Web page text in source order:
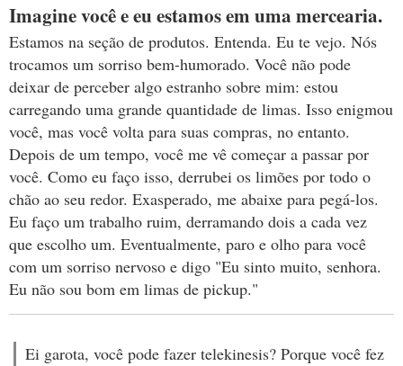
Imagine você e eu estamos em uma mercearia.
Estamos na seção de produtos. Entenda. Eu te vejo. Nós
trocamos um sorriso bem-humorado. Você não pode
deixar de perceber algo estranho sobre mim: estou
carregando uma grande quantidade de limas. Isso enigmou
você, mas você volta para suas compras, no entanto.
Depois de um tempo, você me vê começar a passar por
você. Como eu faço isso, derrubei os limões por todo o
chão ao seu redor. Exasperado, me abaixe para pegá-los.
Eu faço um trabalho ruim, derramando dois a cada vez
que escolho um. Eventualmente, paro e olho para você
com um sorriso nervoso e digo "Eu sinto muito, senhora.
Eu não sou bom em limas de pickup."
Ei garota, você pode fazer telekinesis? Porque você fez